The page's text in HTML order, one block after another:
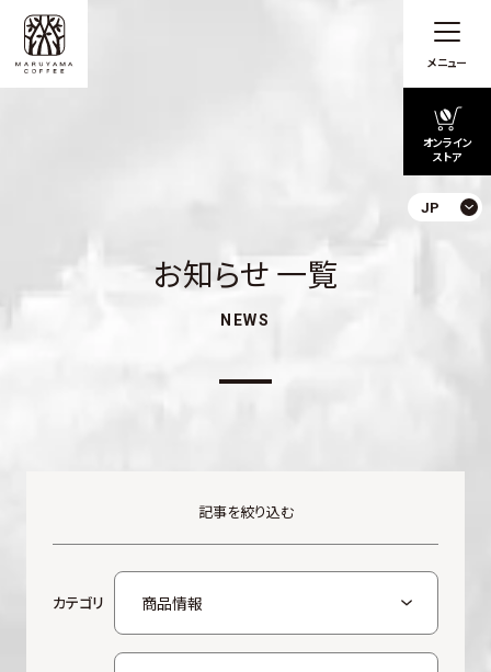
メニュー
オンライン
ストア
JP
お知らせ 一覧
NEWS
記事を絞り込む
カテゴリ